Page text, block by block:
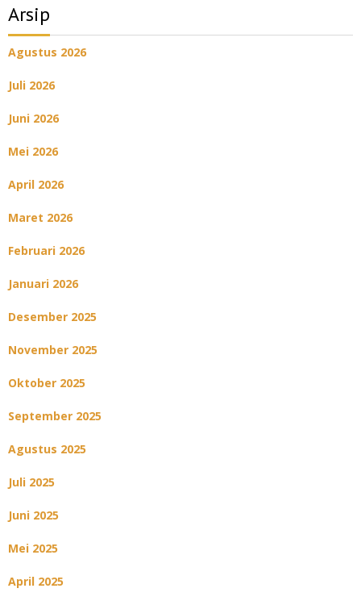
Arsip
Agustus 2026
Juli 2026
Juni 2026
Mei 2026
April 2026
Maret 2026
Februari 2026
Januari 2026
Desember 2025
November 2025
Oktober 2025
September 2025
Agustus 2025
Juli 2025
Juni 2025
Mei 2025
April 2025